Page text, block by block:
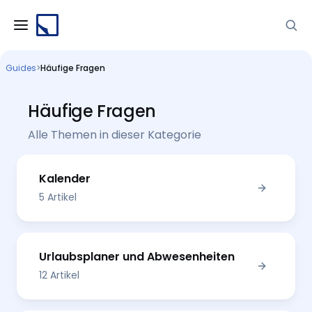
Guides>Häufige Fragen
Häufige Fragen
Alle Themen in dieser Kategorie
Kalender
5 Artikel
Urlaubsplaner und Abwesenheiten
12 Artikel